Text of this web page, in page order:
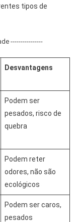
tipos de
----------------
Desvantagens
Podem ser
pesados, risco de
quebra
Podem reter
odores, não são
ecológicos
Podem ser caros,
pesados